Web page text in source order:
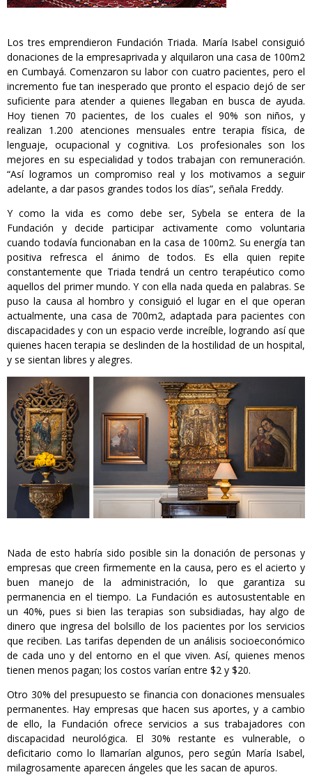
Los tres emprendieron Fundación Triada. María Isabel consiguió
donaciones de la empresaprivada y alquilaron una casa de 100m2
en Cumbayá. Comenzaron su labor con cuatro pacientes, pero el
incremento fue tan inesperado que pronto el espacio dejó de ser
suficiente para atender a quienes llegaban en busca de ayuda.
Hoy tienen 70 pacientes, de los cuales el 90% son niños, y
realizan 1.200 atenciones mensuales entre terapia física, de
lenguaje, ocupacional y cognitiva. Los profesionales son los
mejores en su especialidad y todos trabajan con remuneración.
“Así logramos un compromiso real y los motivamos a seguir
adelante, a dar pasos grandes todos los días”, señala Freddy.
Y como la vida es como debe ser, Sybela se entera de la
Fundación y decide participar activamente como voluntaria
cuando todavía funcionaban en la casa de 100m2. Su energía tan
positiva refresca el ánimo de todos. Es ella quien repite
constantemente que Triada tendrá un centro terapéutico como
aquellos del primer mundo. Y con ella nada queda en palabras. Se
puso la causa al hombro y consiguió el lugar en el que operan
actualmente, una casa de 700m2, adaptada para pacientes con
discapacidades y con un espacio verde increíble, logrando así que
quienes hacen terapia se deslinden de la hostilidad de un hospital,
y se sientan libres y alegres.
Nada de esto habría sido posible sin la donación de personas y
empresas que creen firmemente en la causa, pero es el acierto y
buen manejo de la administración, lo que garantiza su
permanencia en el tiempo. La Fundación es autosustentable en
un 40%, pues si bien las terapias son subsidiadas, hay algo de
dinero que ingresa del bolsillo de los pacientes por los servicios
que reciben. Las tarifas dependen de un análisis socioeconómico
de cada uno y del entorno en el que viven. Así, quienes menos
tienen menos pagan; los costos varían entre $2 y $20.
Otro 30% del presupuesto se financia con donaciones mensuales
permanentes. Hay empresas que hacen sus aportes, y a cambio
de ello, la Fundación ofrece servicios a sus trabajadores con
discapacidad neurológica. El 30% restante es vulnerable, o
deficitario como lo llamarían algunos, pero según María Isabel,
milagrosamente aparecen ángeles que les sacan de apuros.